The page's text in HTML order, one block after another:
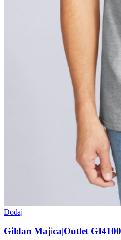
Dodaj
Gildan Majica|Outlet GI4100